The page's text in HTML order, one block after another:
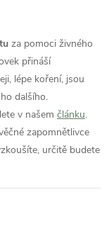
za pomoci živného
přináší
lépe koření, jsou
dalšího.
v našem článku.
zapomnětlivce
určitě budete